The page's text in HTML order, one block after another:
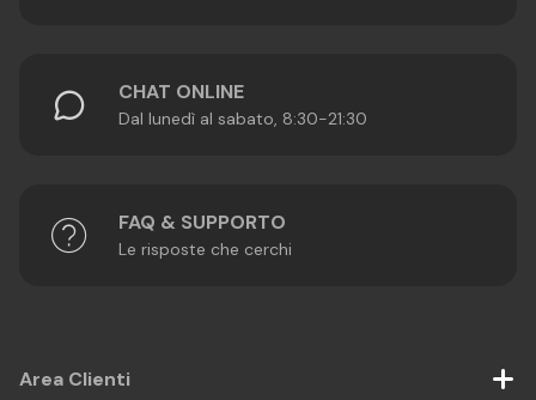
CHAT ONLINE
Dal lunedì al sabato, 8:30-21:30
FAQ & SUPPORTO
Le risposte che cerchi
Area Clienti